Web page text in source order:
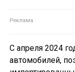
С апреля 2024
автомобилей,